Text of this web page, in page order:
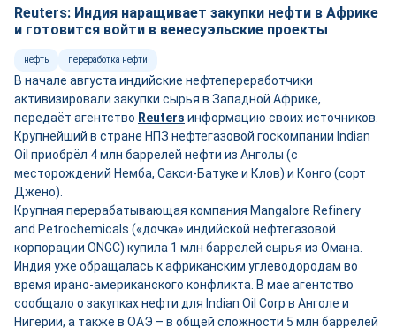
Reuters: Индия наращивает закупки нефти в Африке
и готовится войти в венесуэльские проекты
нефть переработка нефти
В начале августа индийские нефтепереработчики
активизировали закупки сырья в Западной Африке,
передаёт агентство Reuters информацию своих источников.
Крупнейший в стране НПЗ нефтегазовой госкомпании Indian
Oil приобрёл 4 млн баррелей нефти из Анголы (с
месторождений Немба, Сакси-Батуке и Клов) и Конго (сорт
Джено).
Крупная перерабатывающая компания Mangalore Refinery
and Petrochemicals («дочка» индийской нефтегазовой
корпорации ONGC) купила 1 млн баррелей сырья из Омана.
Индия уже обращалась к африканским углеводородам во
время ирано-американского конфликта. В мае агентство
сообщало о закупках нефти для Indian Oil Corp в Анголе и
Нигерии, а также в ОАЭ – в общей сложности 5 млн баррелей